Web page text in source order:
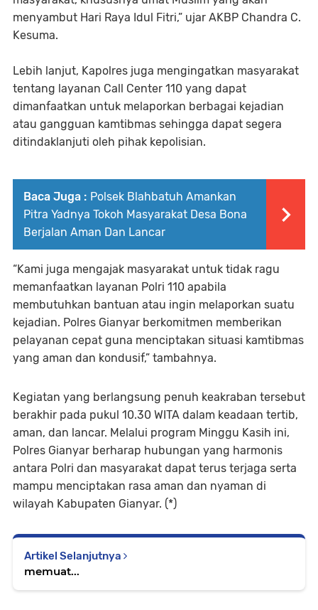
menyambut Hari Raya Idul Fitri,” ujar AKBP Chandra C.
Kesuma.
Lebih lanjut, Kapolres juga mengingatkan masyarakat
tentang layanan Call Center 110 yang dapat
dimanfaatkan untuk melaporkan berbagai kejadian
atau gangguan kamtibmas sehingga dapat segera
ditindaklanjuti oleh pihak kepolisian.
Baca Juga : Polsek Blahbatuh Amankan
Pitra Yadnya Tokoh Masyarakat Desa Bona
Berjalan Aman Dan Lancar
“Kami juga mengajak masyarakat untuk tidak ragu
memanfaatkan layanan Polri 110 apabila
membutuhkan bantuan atau ingin melaporkan suatu
kejadian. Polres Gianyar berkomitmen memberikan
pelayanan cepat guna menciptakan situasi kamtibmas
yang aman dan kondusif,” tambahnya.
Kegiatan yang berlangsung penuh keakraban tersebut
berakhir pada pukul 10.30 WITA dalam keadaan tertib,
aman, dan lancar. Melalui program Minggu Kasih ini,
Polres Gianyar berharap hubungan yang harmonis
antara Polri dan masyarakat dapat terus terjaga serta
mampu menciptakan rasa aman dan nyaman di
wilayah Kabupaten Gianyar. (*)
Artikel Selanjutnya
memuat...